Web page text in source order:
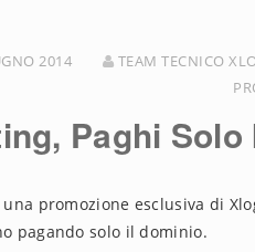
2014
TEAM TECNICO
Paghi
promozione esclusiva di
pagando solo il dominio.